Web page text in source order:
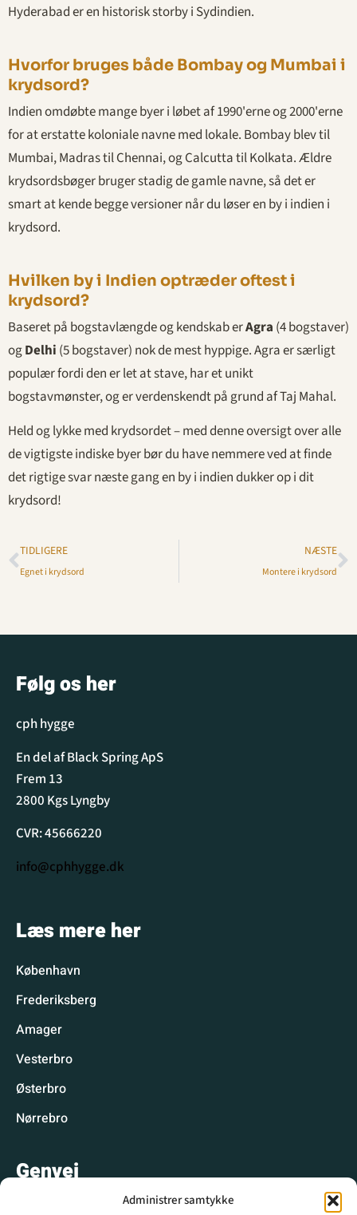
Administrer samtykke
Hyderabad er en historisk storby i Sydindien.
Hvorfor bruges både Bombay og Mumbai i
krydsord?
Indien omdøbte mange byer i løbet af 1990'erne og 2000'erne
for at erstatte koloniale navne med lokale. Bombay blev til
Mumbai, Madras til Chennai, og Calcutta til Kolkata. Ældre
krydsordsbøger bruger stadig de gamle navne, så det er
smart at kende begge versioner når du løser en by i indien i
krydsord.
Hvilken by i Indien optræder oftest i
krydsord?
Baseret på bogstavlængde og kendskab erAgra (4 bogstaver)
ogDelhi (5 bogstaver) nok de mest hyppige. Agra er særligt
populær fordi den er let at stave, har et unikt
bogstavmønster, og er verdenskendt på grund af Taj Mahal.
Held og lykke med krydsordet – med denne oversigt over alle
de vigtigste indiske byer bør du have nemmere ved at finde
det rigtige svar næste gang en by i indien dukker op i dit
krydsord!
TIDLIGERE
Egnet i krydsord
NÆSTE
Montere i krydsord
Følg os her
cph hygge
En del af Black Spring ApS
Frem 13
2800 Kgs Lyngby
CVR: 45666220
info@cphhygge.dk
Læs mere her
København
Frederiksberg
Amager
Vesterbro
Østerbro
Nørrebro
Genvej
Hyggelige spisesteder